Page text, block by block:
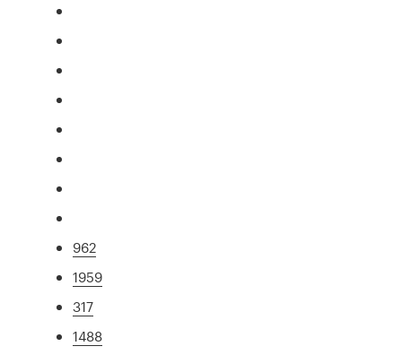
962
1959
317
1488